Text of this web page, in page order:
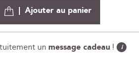
Ajouter au panier
un message cadeau ! i